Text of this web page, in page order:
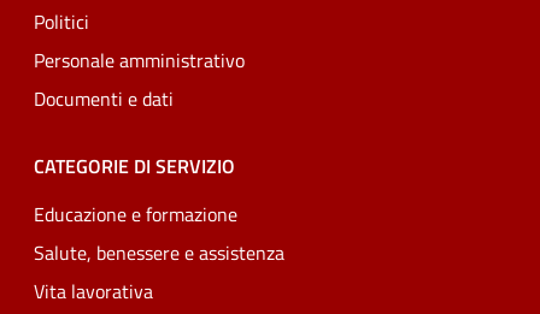
Politici
Personale amministrativo
Documenti e dati
CATEGORIE DI SERVIZIO
Educazione e formazione
Salute, benessere e assistenza
Vita lavorativa